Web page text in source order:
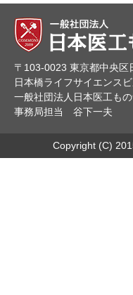
〒103-0023 東京都中央区
日本橋ライフサイエンス
一般社団法人日本医工も
事務局担当 谷下一夫
Copyright (C)